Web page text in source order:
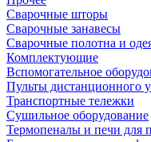
Сварочные шторы
Сварочные занавесы
Сварочные полотна и
Комплектующие
Вспомогательное
Пульты дистанционного
Транспортные тележки
Сушильное оборудование
Термопеналы и печи для